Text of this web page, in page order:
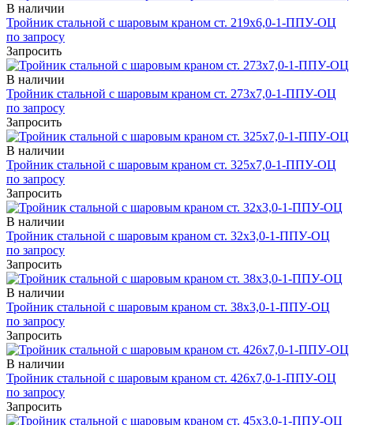
В наличии
Тройник стальной с шаровым краном ст. 219х6,0-1-ППУ-ОЦ
по запросу
Запросить
В наличии
Тройник стальной с шаровым краном ст. 273х7,0-1-ППУ-ОЦ
по запросу
Запросить
В наличии
Тройник стальной с шаровым краном ст. 325х7,0-1-ППУ-ОЦ
по запросу
Запросить
В наличии
Тройник стальной с шаровым краном ст. 32х3,0-1-ППУ-ОЦ
по запросу
Запросить
В наличии
Тройник стальной с шаровым краном ст. 38х3,0-1-ППУ-ОЦ
по запросу
Запросить
В наличии
Тройник стальной с шаровым краном ст. 426х7,0-1-ППУ-ОЦ
по запросу
Запросить